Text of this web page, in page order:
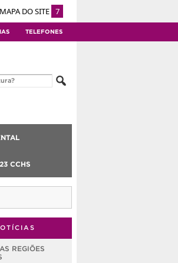
MAPA DO SITE 7
TELEFONES
CCHS
REGIÕES